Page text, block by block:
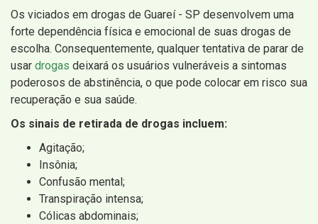
Os viciados em drogas de Guareí - SP desenvolvem uma
forte dependência física e emocional de suas drogas de
escolha. Consequentemente, qualquer tentativa de parar de
usar drogas deixará os usuários vulneráveis ​​a sintomas
poderosos de abstinência, o que pode colocar em risco sua
recuperação e sua saúde.
Os sinais de retirada de drogas incluem:
Agitação;
Insônia;
Confusão mental;
Transpiração intensa;
Cólicas abdominais;